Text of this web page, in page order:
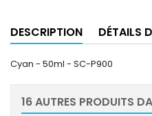
DESCRIPTION DÉTAILS
Cyan - 50ml - SC-P900
16 AUTRES PRODUITS